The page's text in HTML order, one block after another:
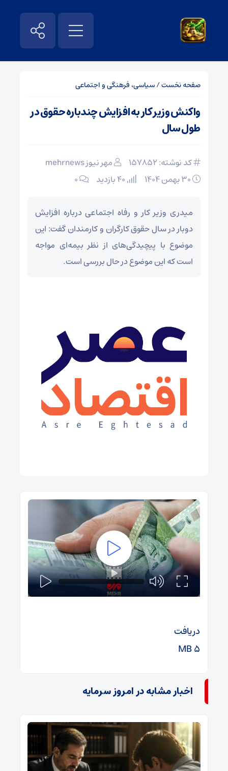
صفحه نخست/سیاسی، فرهنگی و اجتماعی
واکنش وزیر کار به افزایش چندباره حقوق در
طول سال
کد نوشته: 157852
مهر نیوز mehrnews
۰
میدری وزیر کار و رفاه اجتماعی درباره افزایش
دوبار در سال حقوق کارگران و کارمندان گفت: این
موضوع با پیچیدگی‌های از نظر بیمه‌ای مواجه
است که این موضوع در حال بررسی است.
دریافت
۵ MB
اخبار مشابه در امروز سرمایه